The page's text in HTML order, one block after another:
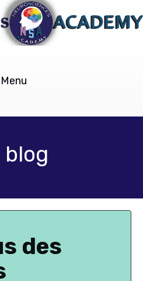
Menu
blog
des